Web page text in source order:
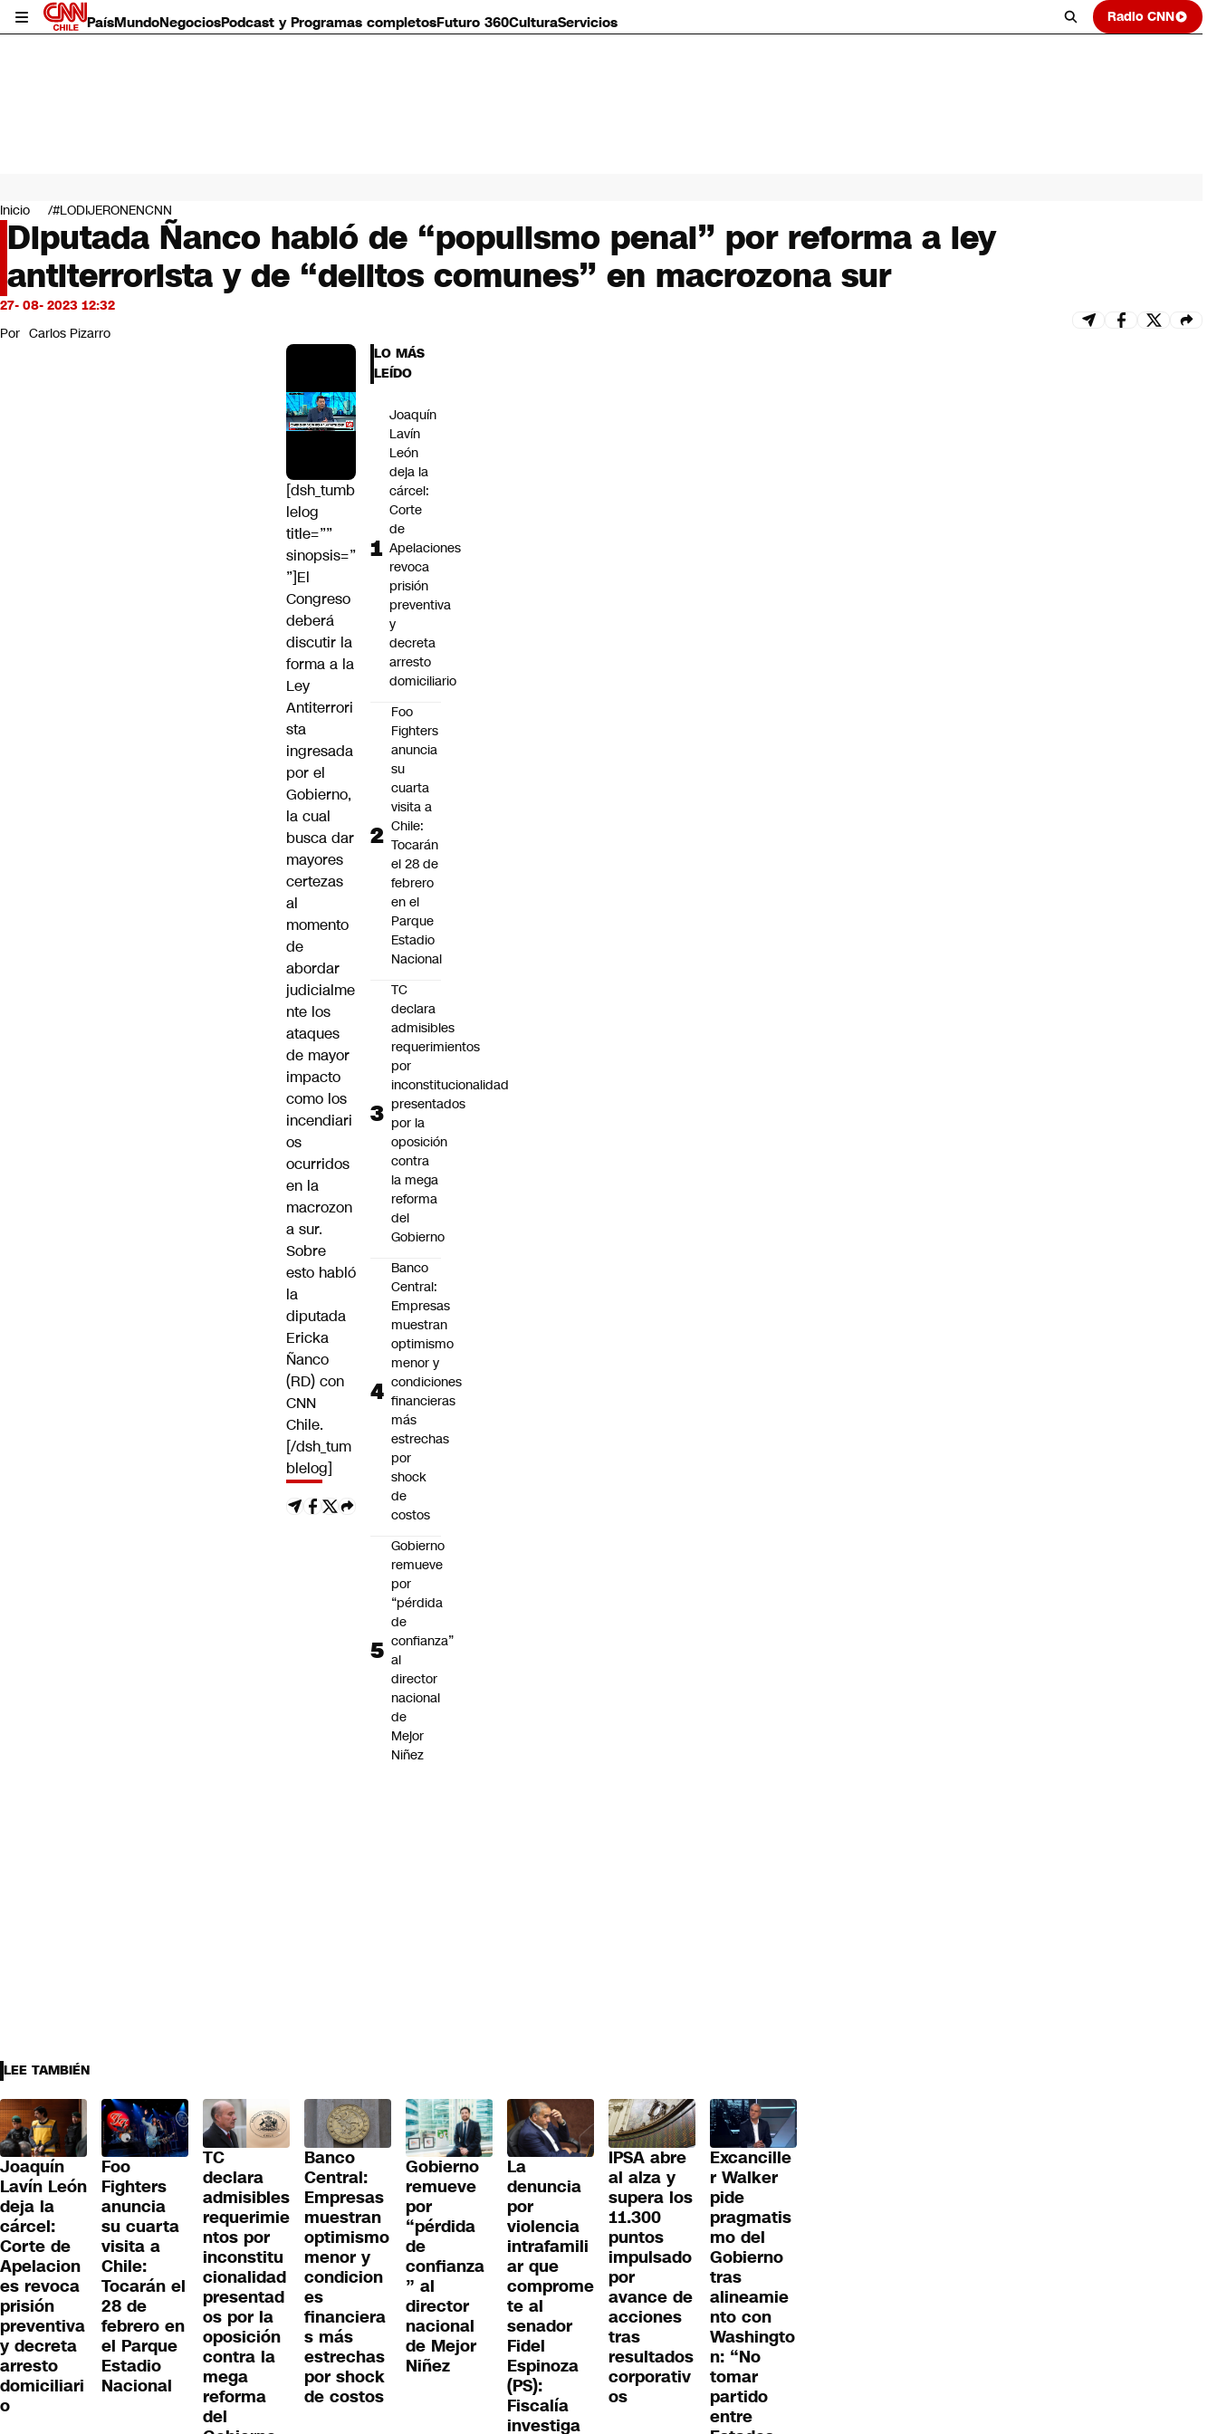
PaísMundoNegociosPodcast y Programas completosFuturo 360CulturaServicios Radio CNN
Mundo
Negocios
Deportes
Programas completos
Cultura
Servicios
Bits
CNN Data
Inicio #LODIJERONENCNN
Diputada Ñanco habló de “populismo penal” por reforma a ley
antiterrorista y de “delitos comunes” en macrozona sur
27- 08- 2023 12:32
Por Carlos Pizarro
[dsh_tumb
lelog
title=””
sinopsis=”
”]El
Congreso
deberá
discutir la
forma a la
Ley
Antiterrori
sta
ingresada
por el
Gobierno,
la cual
busca dar
mayores
certezas
al
momento
de
abordar
judicialme
nte los
ataques
de mayor
impacto
como los
incendiari
os
ocurridos
en la
macrozon
a sur.
Sobre
esto habló
la
diputada
Ericka
Ñanco
(RD) con
CNN
Chile.
[/dsh_tum
blelog]
LO MÁS
LEÍDO
Joaquín
Lavín
León
deja la
cárcel:
Corte
de
Apelaciones
revoca
prisión
preventiva
y
decreta
arresto
domiciliario
Foo
Fighters
anuncia
su
cuarta
visita a
Chile:
Tocarán
el 28 de
febrero
en el
Parque
Estadio
Nacional
TC
declara
admisibles
requerimientos
por
inconstitucionalidad
presentados
por la
oposición
contra
la mega
reforma
del
Gobierno
Banco
Central:
Empresas
muestran
optimismo
menor y
condiciones
financieras
más
estrechas
por
shock
de
costos
Gobierno
remueve
por
“pérdida
de
confianza”
al
director
nacional
de
Mejor
Niñez
LEE TAMBIÉN
Joaquín
Lavín León
deja la
cárcel:
Corte de
Apelacion
es revoca
prisión
preventiva
y decreta
arresto
domiciliari
o
Foo
Fighters
anuncia
su cuarta
visita a
Chile:
Tocarán el
28 de
febrero en
el Parque
Estadio
Nacional
TC
declara
admisibles
requerimie
ntos por
inconstitu
cionalidad
presentad
os por la
oposición
contra la
mega
reforma
del
Banco
Central:
Empresas
muestran
optimismo
menor y
condicion
es
financiera
s más
estrechas
por shock
de costos
Gobierno
remueve
por
“pérdida
de
confianza
” al
director
nacional
de Mejor
Niñez
La
denuncia
por
violencia
intrafamili
ar que
comprome
te al
senador
Fidel
Espinoza
(PS):
Fiscalía
investiga
IPSA abre
al alza y
supera los
11.300
puntos
impulsado
por
avance de
acciones
tras
resultados
corporativ
os
Excancille
r Walker
pide
pragmatis
mo del
Gobierno
tras
alineamie
nto con
Washingto
n: “No
tomar
partido
entre